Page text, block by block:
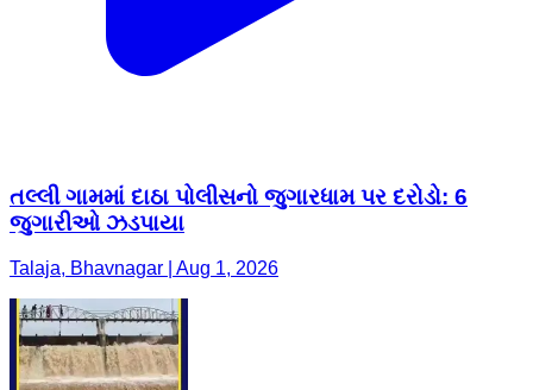
તલ્લી ગામમાં દાઠા પોલીસનો જુગારધામ પર દરોડો: 6
જુગારીઓ ઝડપાયા
Talaja, Bhavnagar | Aug 1, 2026